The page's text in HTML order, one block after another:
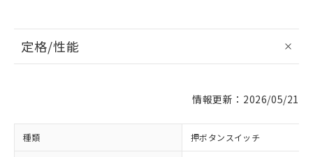
定格/性能
情報更新：2026/05/21
種類 押ボタンスイッチ